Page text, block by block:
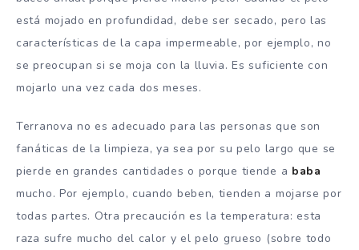
está mojado en profundidad, debe ser secado, pero las
características de la capa impermeable, por ejemplo, no
se preocupan si se moja con la lluvia. Es suficiente con
mojarlo una vez cada dos meses.
Terranova no es adecuado para las personas que son
fanáticas de la limpieza, ya sea por su pelo largo que se
pierde en grandes cantidades o porque tiende a baba
mucho. Por ejemplo, cuando beben, tienden a mojarse por
todas partes. Otra precaución es la temperatura: esta
raza sufre mucho del calor y el pelo grueso (sobre todo